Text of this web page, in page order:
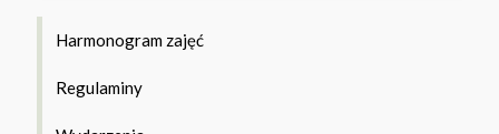
Harmonogram zajęć
Regulaminy